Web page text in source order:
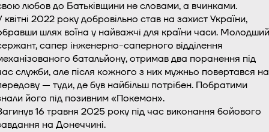
любов до Батьківщини не словами, а вчинками.
квітні 2022 року добровільно став на захист України,
шлях воїна у найважчі для країни часи. Молодший
сапер інженерно-саперного відділення
батальйону, отримав два поранення під
служби, але після кожного з них мужньо повертався на
— туди, де був найбільш потрібен. Побратими
його під позивним «Покемон».
16 травня 2025 року під час виконання бойового
на Донеччині.